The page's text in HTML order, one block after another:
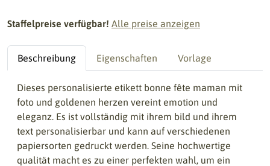
Staffelpreise verfügbar! Alle preise anzeigen
Beschreibung Eigenschaften Vorlage
Dieses personalisierte etikett bonne fête maman mit
foto und goldenen herzen vereint emotion und
eleganz. Es ist vollständig mit ihrem bild und ihrem
text personalisierbar und kann auf verschiedenen
papiersorten gedruckt werden. Seine hochwertige
qualität macht es zu einer perfekten wahl, um ein